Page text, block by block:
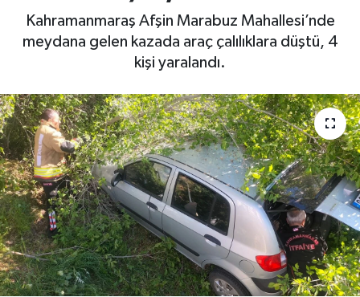
Kahramanmaraş Afşin Marabuz Mahallesi’nde
meydana gelen kazada araç çalılıklara düştü, 4
kişi yaralandı.
Güncel
Haberde İnsan
Kültür Sanat
Magazin
Manşet Altı
Manşetler
Resmi İlan
Haber Arşivi